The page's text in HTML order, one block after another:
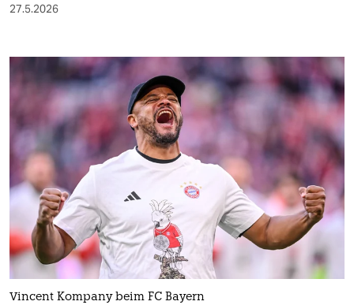
27.5.2026
Vincent Kompany beim FC Bayern